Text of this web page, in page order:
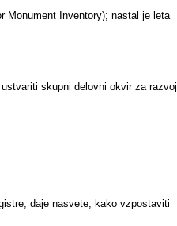
Monument Inventory); nastal je leta
skupni delovni okvir za razvoj
daje nasvete, kako vzpostaviti